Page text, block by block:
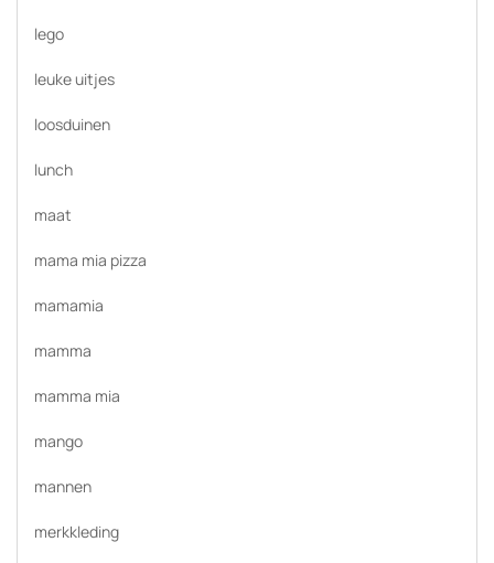
lego
leuke uitjes
loosduinen
lunch
maat
mama mia pizza
mamamia
mamma
mamma mia
mango
mannen
merkkleding